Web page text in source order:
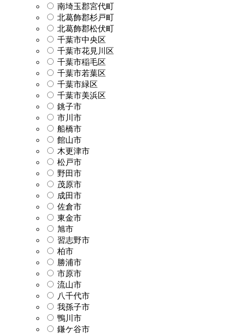
南埼玉郡宮代町
北葛飾郡杉戸町
北葛飾郡松伏町
千葉市中央区
千葉市花見川区
千葉市稲毛区
千葉市若葉区
千葉市緑区
千葉市美浜区
銚子市
市川市
船橋市
館山市
木更津市
松戸市
野田市
茂原市
成田市
佐倉市
東金市
旭市
習志野市
柏市
勝浦市
市原市
流山市
八千代市
我孫子市
鴨川市
鎌ケ谷市